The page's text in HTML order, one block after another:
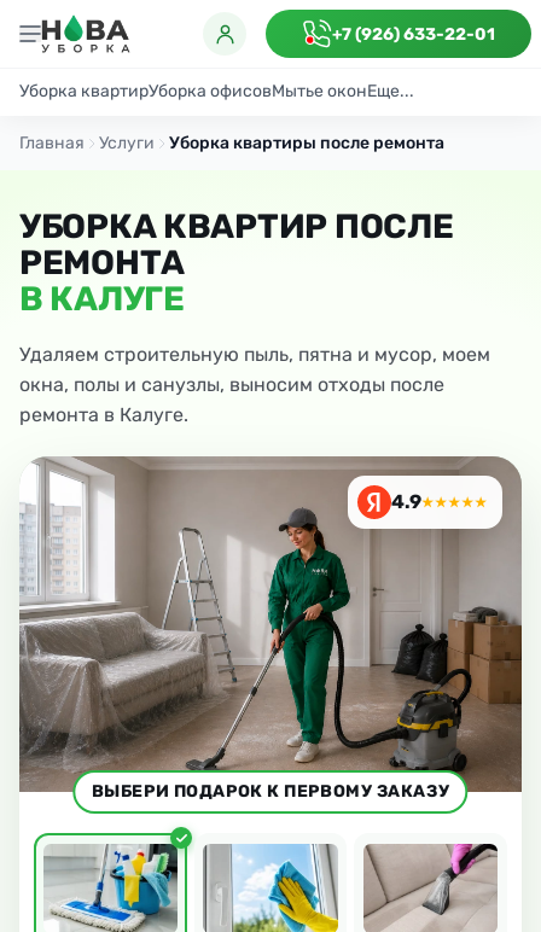
+7 (926) 633-22-01
Уборка квартирУборка офисовМытье оконЕще...
ГенеральнаяПоддерживающаяПосле ремонта
Главная Услуги Уборка квартиры после ремонта
УБОРКА КВАРТИР ПОСЛЕ
РЕМОНТА
В КАЛУГЕ
Удаляем строительную пыль, пятна и мусор, моем
окна, полы и санузлы, выносим отходы после
ремонта в Калуге.
4.9★★★★★
ВЫБЕРИ ПОДАРОК К ПЕРВОМУ ЗАКАЗУ